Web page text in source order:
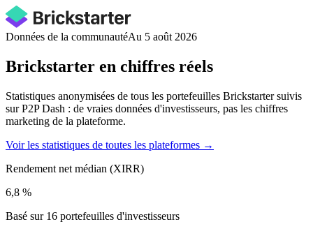
Données de la communautéAu 5 août 2026
Brickstarter en chiffres réels
Statistiques anonymisées de tous les portefeuilles Brickstarter suivis
sur P2P Dash : de vraies données d'investisseurs, pas les chiffres
marketing de la plateforme.
Voir les statistiques de toutes les plateformes →
Rendement net médian (XIRR)
6,8 %
Basé sur 16 portefeuilles d'investisseurs